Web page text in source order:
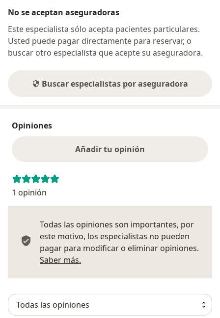
No se aceptan aseguradoras
Este especialista sólo acepta pacientes particulares.
Usted puede pagar directamente para reservar, o
buscar otro especialista que acepte su aseguradora.
Buscar especialistas por aseguradora
Opiniones
Añadir tu opinión
1 opinión
Todas las opiniones son importantes, por
este motivo, los especialistas no pueden
pagar para modificar o eliminar opiniones.
Saber más.